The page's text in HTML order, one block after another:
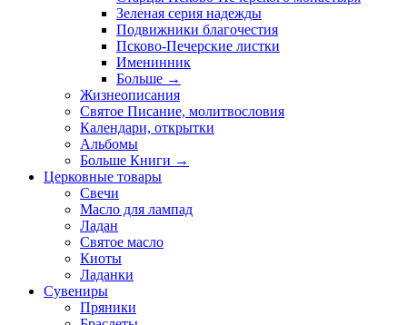
Зеленая серия надежды
Подвижники благочестия
Псково-Печерские листки
Именинник
Больше →
Жизнеописания
Святое Писание, молитвословия
Календари, открытки
Альбомы
Больше Книги →
Церковные товары
Свечи
Масло для лампад
Ладан
Святое масло
Киоты
Ладанки
Сувениры
Пряники